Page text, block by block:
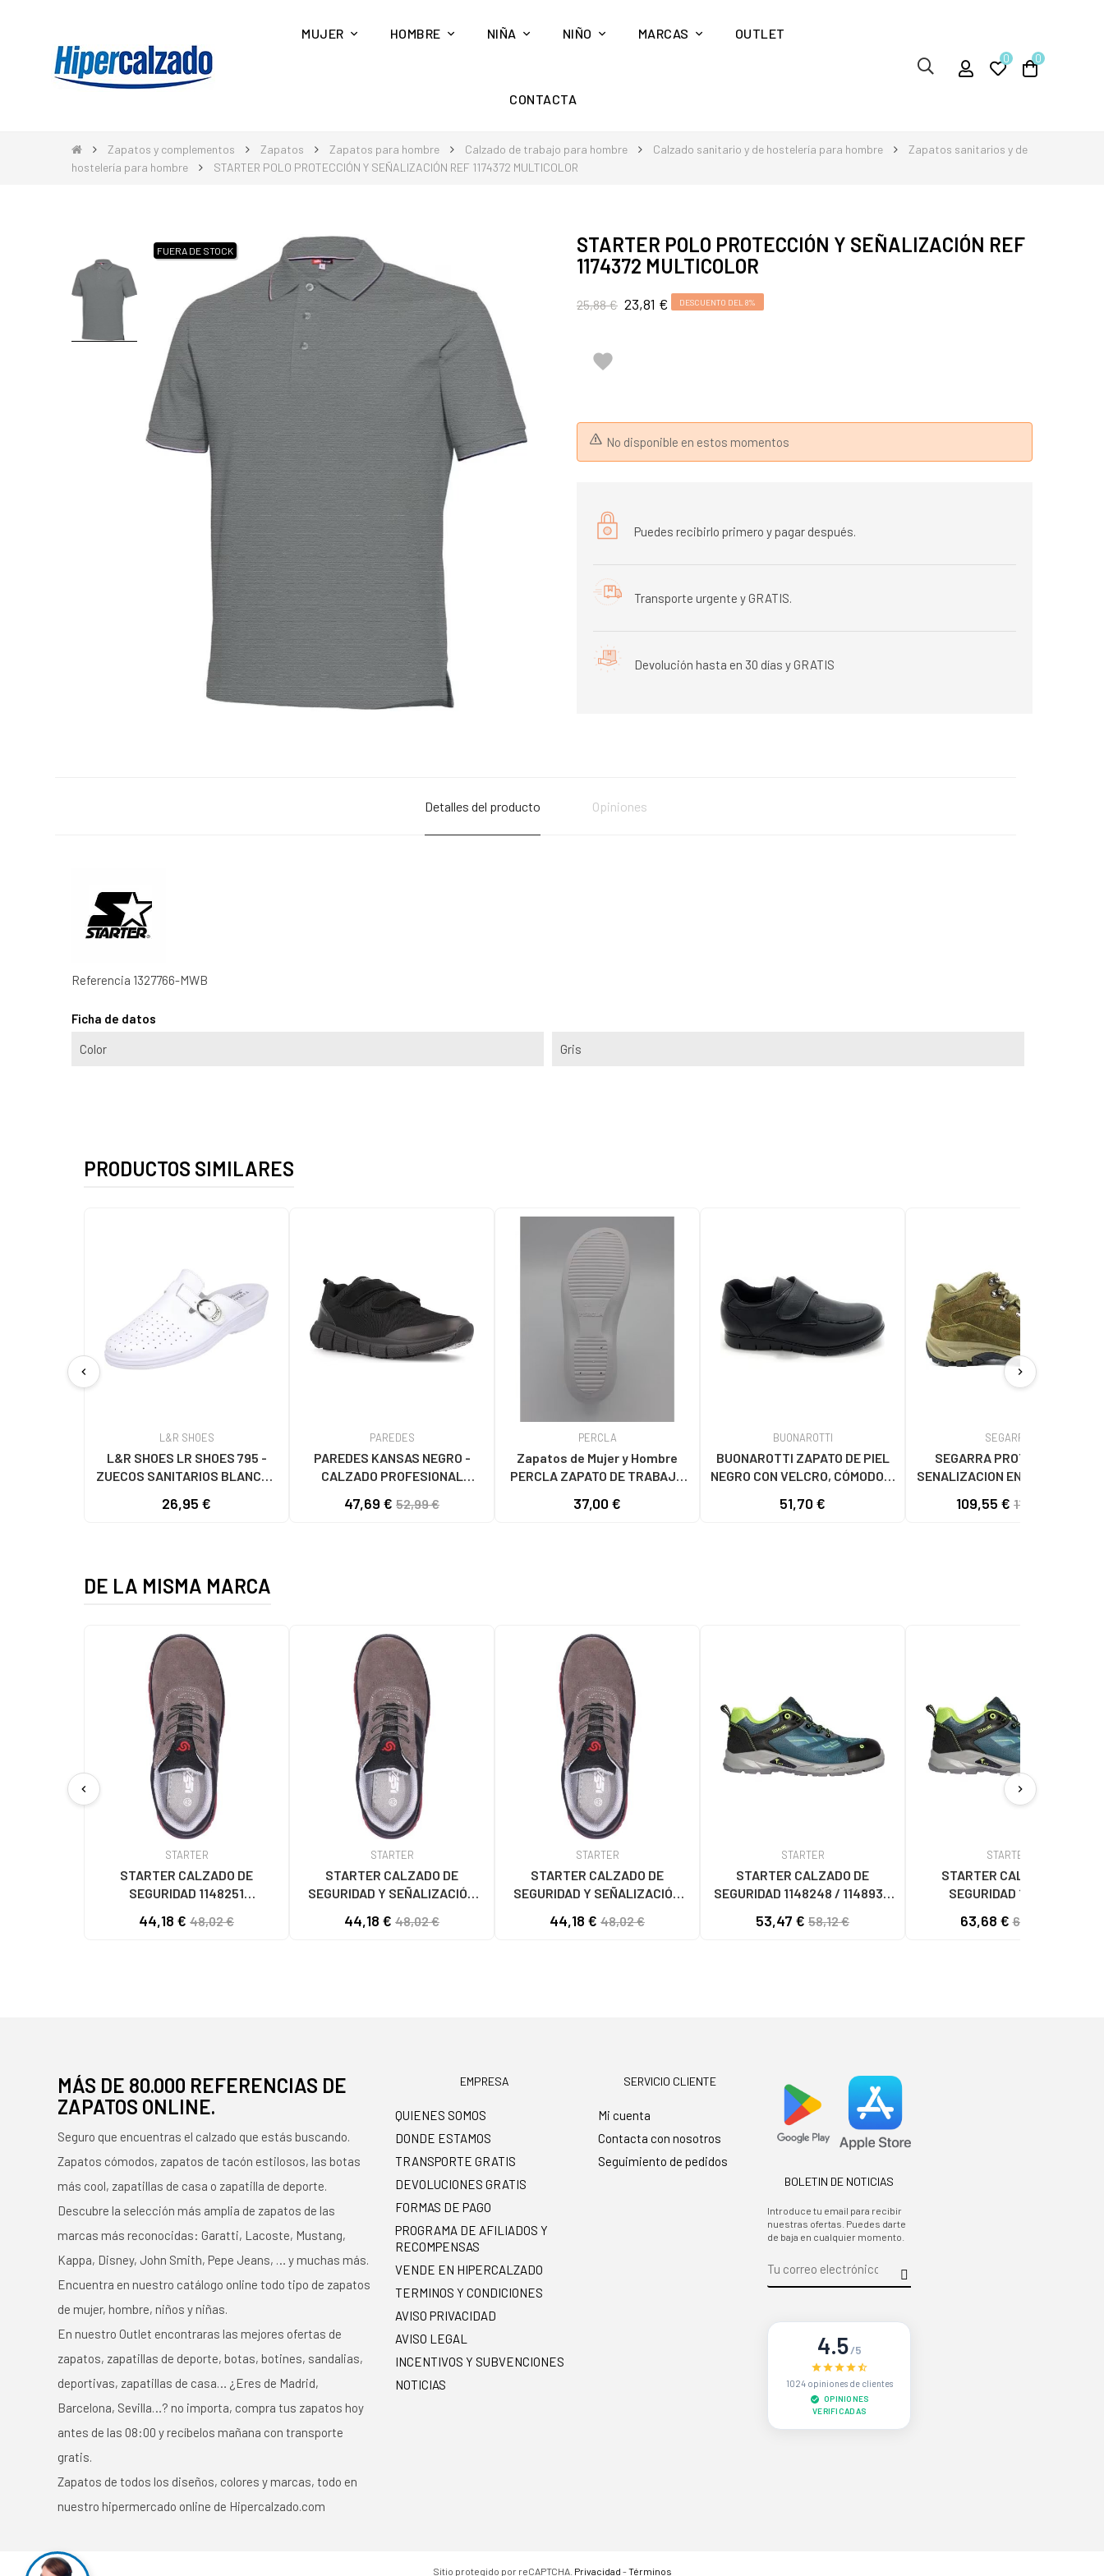
MUJER HOMBRE NIÑA NIÑO MARCAS OUTLET
CONTACTA
0 0
Zapatos y complementos Zapatos Zapatos para hombre Calzado de trabajo para hombre Calzado sanitario y de hostelería para hombre
Zapatos sanitarios y de
hostelería para hombre
STARTER POLO PROTECCIÓN Y SEÑALIZACIÓN REF 1174372 MULTICOLOR
FUERA DE STOCK
STARTER POLO PROTECCIÓN Y SEÑALIZACIÓN REF
1174372 MULTICOLOR
25,88 € 23,81 € DESCUENTO DEL 8%

No disponible en estos momentos
Puedes recibirlo primero y pagar después.
Transporte urgente y GRATIS.
Devolución hasta en 30 días y GRATIS
Detalles del producto Opiniones
Referencia 1327766-MWB
Ficha de datos
Color Gris
PRODUCTOS SIMILARES
chevron_left
L&R SHOES
L&R SHOES LR SHOES 795 -
ZUECOS SANITARIOS BLANCOS
26,95 €
PAREDES
PAREDES KANSAS NEGRO -
CALZADO PROFESIONAL
NEGRO NEGRO
47,69 € 52,99 €
PERCLA
Zapatos de Mujer y Hombre
PERCLA ZAPATO DE TRABAJO
37,00 €
BUONAROTTI
BUONAROTTI ZAPATO DE PIEL
NEGRO CON VELCRO, CÓMODO Y
51,70 €
SEGARRA
SEGARRA PROTECCION Y
SENALIZACION EN COLOR PARA
109,55 € 119,08 €
chevron_right
DE LA MISMA MARCA
chevron_left
STARTER
STARTER CALZADO DE
SEGURIDAD 1148251
MULTICOLOR
44,18 € 48,02 €
STARTER
STARTER CALZADO DE
SEGURIDAD Y SEÑALIZACIÓN
44,18 € 48,02 €
STARTER
STARTER CALZADO DE
SEGURIDAD Y SEÑALIZACIÓN
MULTICOLOR
44,18 € 48,02 €
STARTER
STARTER CALZADO DE
SEGURIDAD 1148248 / 1148934
MULTICOLOR
53,47 € 58,12 €
STARTER
STARTER CALZADO DE
SEGURIDAD 1148247,
MULTICOLOR
63,68 €69,22 €
chevron_right
MÁS DE 80.000 REFERENCIAS DE
ZAPATOS ONLINE.
Seguro que encuentras el calzado que estás buscando.
Zapatos cómodos, zapatos de tacón estilosos, las botas
más cool, zapatillas de casa o zapatilla de deporte.
Descubre la selección más amplia de zapatos de las
marcas más reconocidas: Garatti, Lacoste, Mustang,
Kappa, Disney, John Smith, Pepe Jeans, … y muchas más.
Encuentra en nuestro catálogo online todo tipo de zapatos
de mujer, hombre, niños y niñas.
En nuestro Outlet encontraras las mejores ofertas de
zapatos, zapatillas de deporte, botas, botines, sandalias,
deportivas, zapatillas de casa… ¿Eres de Madrid,
Barcelona, Sevilla…? no importa, compra tus zapatos hoy
antes de las 08:00 y recíbelos mañana con transporte
gratis.
Zapatos de todos los diseños, colores y marcas, todo en
nuestro hipermercado online de Hipercalzado.com
EMPRESA
QUIENES SOMOS
DONDE ESTAMOS
TRANSPORTE GRATIS
DEVOLUCIONES GRATIS
FORMAS DE PAGO
PROGRAMA DE AFILIADOS Y
RECOMPENSAS
VENDE EN HIPERCALZADO
TERMINOS Y CONDICIONES
AVISO PRIVACIDAD
AVISO LEGAL
INCENTIVOS Y SUBVENCIONES
NOTICIAS
SERVICIO CLIENTE
Mi cuenta
Contacta con nosotros
Seguimiento de pedidos
BOLETIN DE NOTICIAS
Introduce tu email para recibir
nuestras ofertas. Puedes darte
de baja en cualquier momento.
4.5/5
1024 opiniones de clientes
OPINIONES
VERIFICADAS
Sitio protegido por reCAPTCHA. Privacidad -Términos